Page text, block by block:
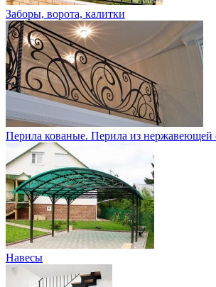
Заборы, ворота, калитки
Перила кованые. Перила из нержавеющей
Навесы